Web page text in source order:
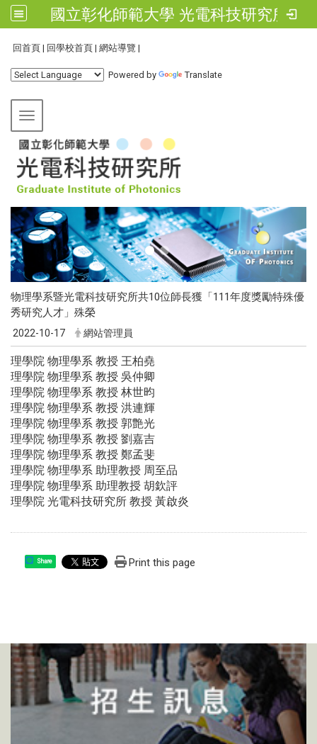
國立彰化師範大學 光電科技研究所
回首頁 | 回學校首頁 | 網站導覽 |
Powered by Translate
Toggle navigation
物理學系暨光電科技研究所共10位師長獲「111年度獎勵特殊優
秀研究人才」殊榮
2022-10-17 網站管理員
理學院 物理學系 教授 王柏堯
理學院 物理學系 教授 吳仲卿
理學院 物理學系 教授 林世昀
理學院 物理學系 教授 洪連輝
理學院 物理學系 教授 郭艶光
理學院 物理學系 教授 劉嘉吉
理學院 物理學系 教授 鄭孟斐
理學院 物理學系 助理教授 周至品
理學院 物理學系 助理教授 胡欽評
理學院 光電科技研究所 教授 黃啟炎
Share Print this page